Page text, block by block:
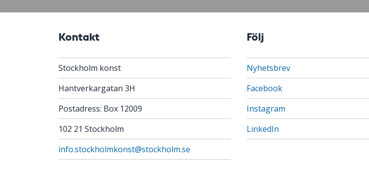
Kontakt
Stockholm konst
Hantverkargatan 3H
Postadress: Box 12009
102 21 Stockholm
info.stockholmkonst@stockholm.se
Följ
Nyhetsbrev
Facebook
Instagram
LinkedIn